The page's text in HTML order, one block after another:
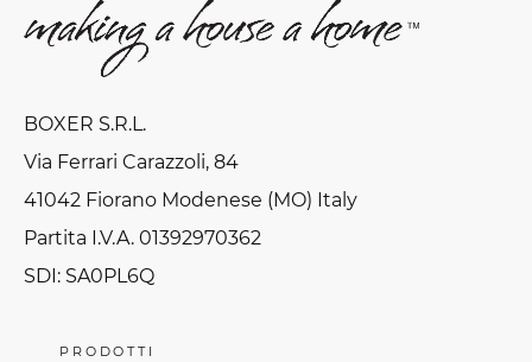
BOXER S.R.L.
Via Ferrari Carazzoli, 84
41042 Fiorano Modenese (MO) Italy
Partita I.V.A. 01392970362
SDI: SA0PL6Q
PRODOTTI